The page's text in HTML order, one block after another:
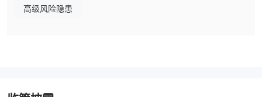
有许多替代经纪人 乐天证券取决于交易者的具体需求和偏好。一些
高级风险隐患